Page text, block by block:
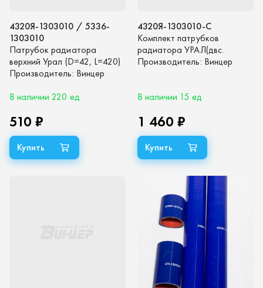
4320Я-1303010 / 5336-
1303010
Патрубок радиатора
верхний Урал (D=42, L=420)
(синий силикон)
Производитель: Винцер
В наличии 220 ед
510 ₽
4320Я-1303010-С
Комплект патрубков
радиатора УРАЛ(двс.
ЯМЗ-238М2, ЯМЗ-236НЕ2)
Производитель: Винцер
В наличии 15 ед
1 460 ₽